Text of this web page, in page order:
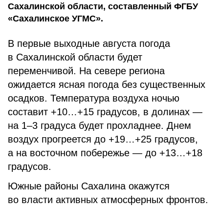
Сахалинской области, составленный ФГБУ
«Сахалинское УГМС».
В первые выходные августа погода
в Сахалинской области будет
переменчивой. На севере региона
ожидается ясная погода без существенных
осадков. Температура воздуха ночью
составит +10…+15 градусов, в долинах —
на 1–3 градуса будет прохладнее. Днем
воздух прогреется до +19…+25 градусов,
а на восточном побережье — до +13…+18
градусов.
Южные районы Сахалина окажутся
во власти активных атмосферных фронтов.